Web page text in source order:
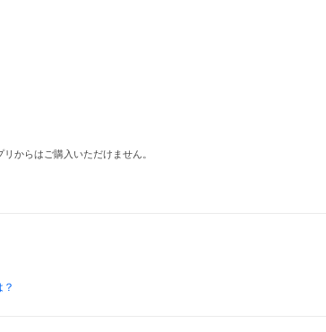
からはご購入いただけません。